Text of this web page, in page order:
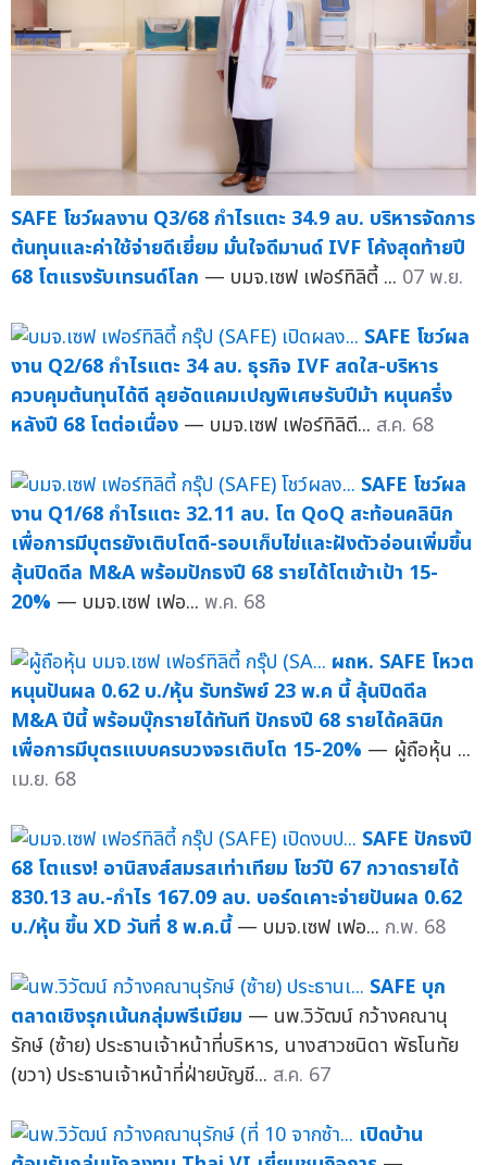
SAFE โชว์ผลงาน Q3/68 กำไรแตะ 34.9 ลบ. บริหารจัดการ
ต้นทุนและค่าใช้จ่ายดีเยี่ยม มั่นใจดีมานด์ IVF โค้งสุดท้ายปี
68 โตแรงรับเทรนด์โลก — บมจ.เซฟ เฟอร์ทิลิตี้ ... 07 พ.ย.
SAFE โชว์ผล
งาน Q2/68 กำไรแตะ 34 ลบ. ธุรกิจ IVF สดใส-บริหาร
ควบคุมต้นทุนได้ดี ลุยอัดแคมเปญพิเศษรับปีม้า หนุนครึ่ง
หลังปี 68 โตต่อเนื่อง — บมจ.เซฟ เฟอร์ทิลิตี... ส.ค. 68
SAFE โชว์ผล
งาน Q1/68 กำไรแตะ 32.11 ลบ. โต QoQ สะท้อนคลินิก
เพื่อการมีบุตรยังเติบโตดี-รอบเก็บไข่และฝังตัวอ่อนเพิ่มขึ้น
ลุ้นปิดดีล M&A พร้อมปักธงปี 68 รายได้โตเข้าเป้า 15-
20% — บมจ.เซฟ เฟอ... พ.ค. 68
ผถห. SAFE โหวต
หนุนปันผล 0.62 บ./หุ้น รับทรัพย์ 23 พ.ค นี้ ลุ้นปิดดีล
M&A ปีนี้ พร้อมบุ๊กรายได้ทันที ปักธงปี 68 รายได้คลินิก
เพื่อการมีบุตรแบบครบวงจรเติบโต 15-20% — ผู้ถือหุ้น ...
เม.ย. 68
SAFE ปักธงปี
68 โตแรง! อานิสงส์สมรสเท่าเทียม โชว์ปี 67 กวาดรายได้
830.13 ลบ.-กำไร 167.09 ลบ. บอร์ดเคาะจ่ายปันผล 0.62
บ./หุ้น ขึ้น XD วันที่ 8 พ.ค.นี้ — บมจ.เซฟ เฟอ... ก.พ. 68
SAFE บุก
ตลาดเชิงรุกเน้นกลุ่มพรีเมียม — นพ.วิวัฒน์ กว้างคณานุ
รักษ์ (ซ้าย) ประธานเจ้าหน้าที่บริหาร, นางสาวชนิดา พัธโนทัย
(ขวา) ประธานเจ้าหน้าที่ฝ่ายบัญชี... ส.ค. 67
เปิดบ้าน